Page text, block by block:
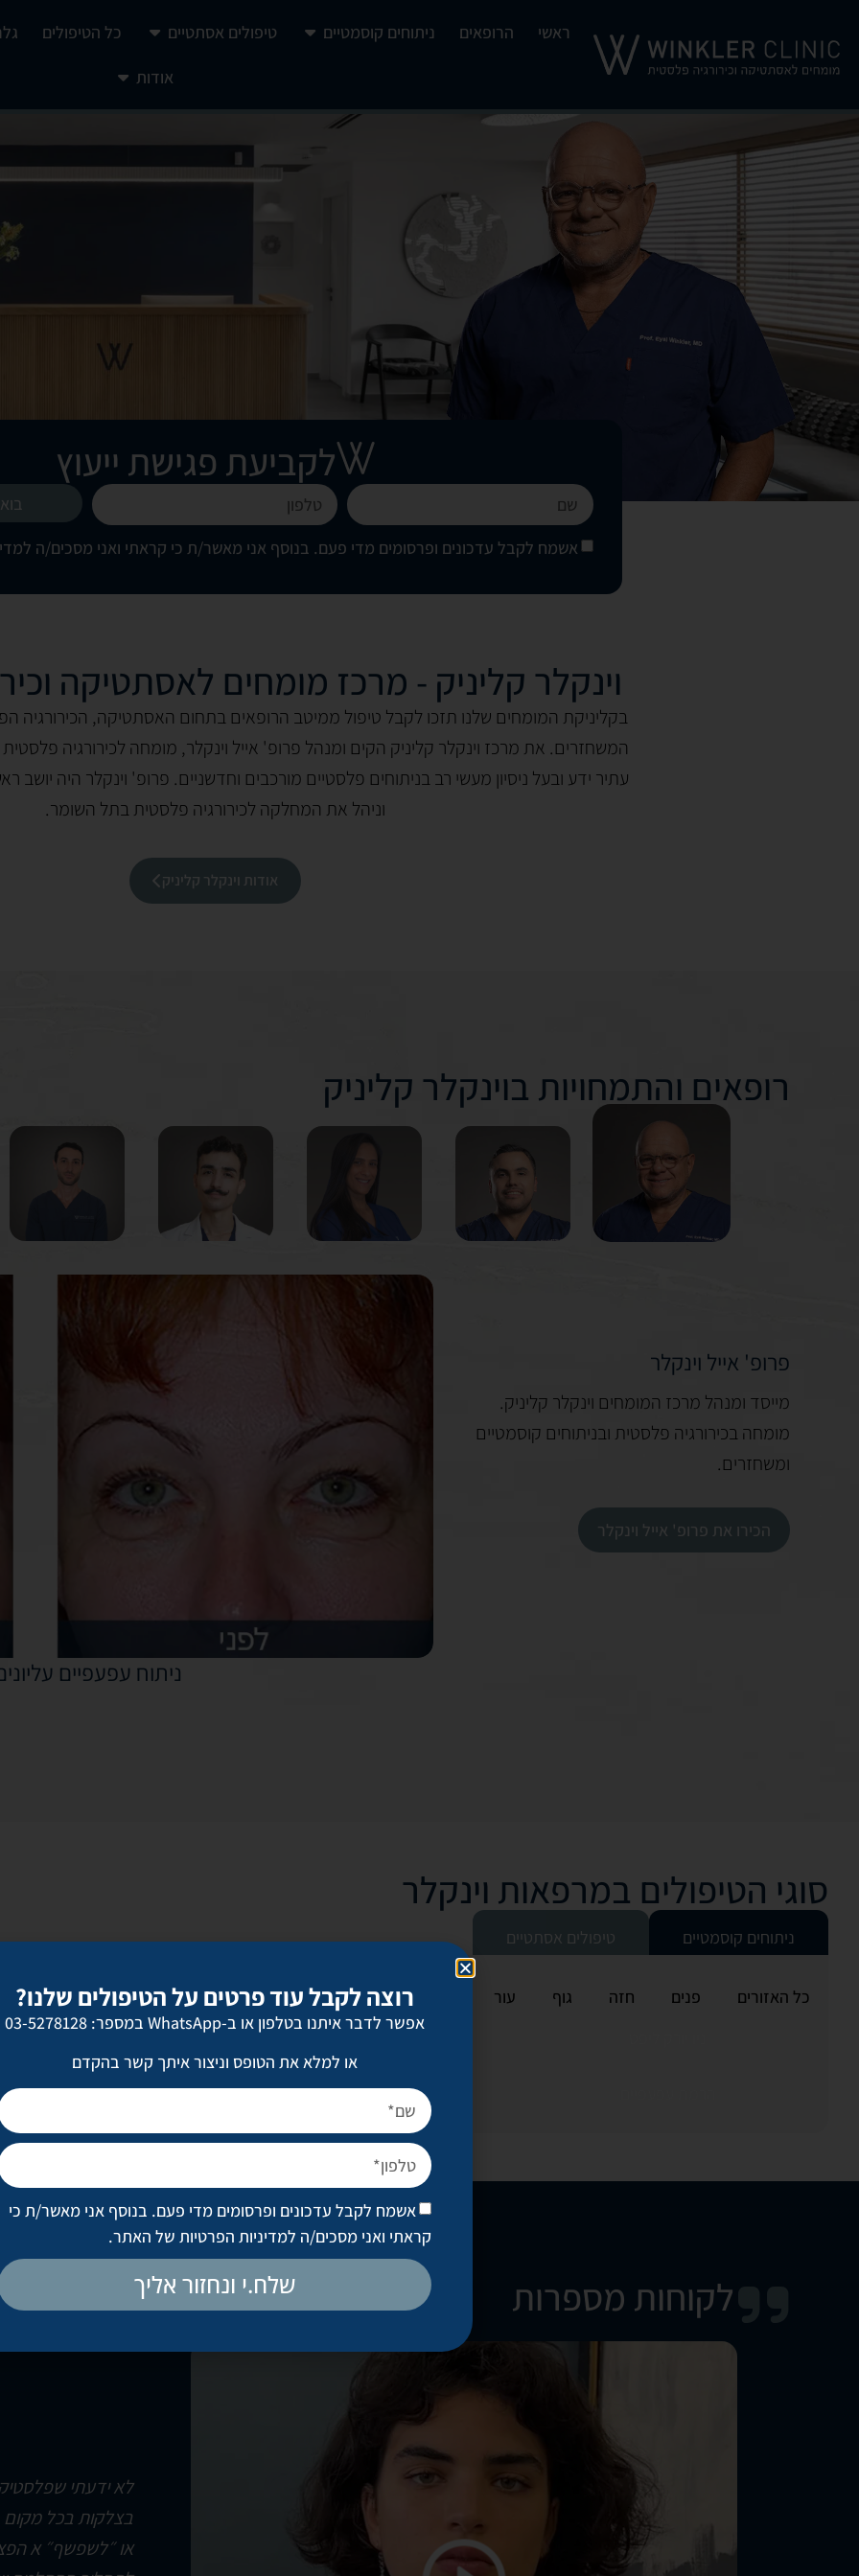
ראשי הרופאים ניתוחים קוסמטיים טיפולים אסתטיים כל הטיפולים
אודות
לקביעת פגישת ייעוץ
אשמח לקבל עדכונים ופרסומים מדי פעם. בנוסף אני מאשר/ת כי קראתי ואני מסכים/ה
וינקלר קליניק - מרכז מומחים לאסתטיקה
בקליניקת המומחים שלנו תזכו לקבל טיפול ממיטב הרופאים בתחום האסתטיקה, הכירורגיה
המשחזרים. את מרכז וינקלר קליניק הקים ומנהל פרופ' אייל וינקלר, מומחה לכירורגיה
עתיר ידע ובעל ניסיון מעשי רב בניתוחים פלסטיים מורכבים וחדשניים. פרופ' וינקלר היה יושב
וניהל את המחלקה לכירורגיה פלסטית בתל השומר.
אודות וינקלר קליניק
רופאים והתמחויות בוינקלר קליניק
פרופ' אייל וינקלר
מייסד ומנהל מרכז המומחים וינקלר קליניק.
מומחה בכירורגיה פלסטית ובניתוחים קוסמטיים
ומשחזרים.
הכירו את פרופ' אייל וינקלר
מומחה בכירורגיה פלסטית, אסתטית ושיקומית
מטעם איגוד המנתחים הפלסטיים במקסיקו,
ומחזיק ברישיון לעסוק ברפואה מטעם משרד
הבריאות הישראלי.
ניתוח עפעפיים
סוגי הטיפולים במרפאות וינקלר
ניתוחים קוסמטיים טיפולים אסתטיים
כל האזורים פנים חזה גוף עור
הרמת גבות הצמדת אוזניים
לקוחות מספרות
לא ידעתי
בצלקות בכל מקום
או ״לשפשף״ א
רוצה לקבל עוד פרטים על הטיפולים שלנו?
אפשר לדבר איתנו בטלפון או ב-WhatsApp במספר: 03-5278128
או למלא את הטופס וניצור איתך קשר בהקדם
אשמח לקבל עדכונים ופרסומים מדי פעם. בנוסף אני מאשר/ת כי
קראתי ואני מסכים/ה למדיניות הפרטיות של האתר.
שלח.י ונחזור אליך